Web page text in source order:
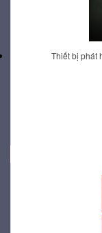
Thiết bị phát